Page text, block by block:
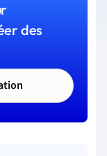
des